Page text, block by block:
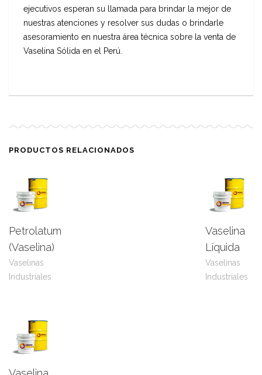
ejecutivos esperan su llamada para brindar la mejor de
nuestras atenciones y resolver sus dudas o brindarle
asesoramiento en nuestra área técnica sobre la venta de
Vaselina Sólida en el Perú.
PRODUCTOS RELACIONADOS
View
Petrolatum
(Vaselina)
Vaselinas
Industriales
Leer
más
View
Vaselina
Líquida
Vaselinas
Industriales